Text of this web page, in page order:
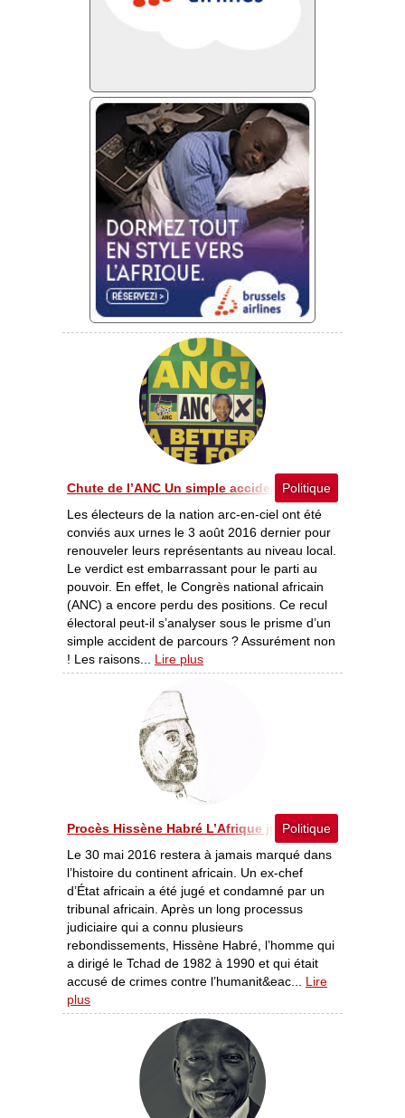
Politique
Chute de l’ANC Un simple accident de parcours ? [09-
Les électeurs de la nation arc-en-ciel ont été
conviés aux urnes le 3 août 2016 dernier pour
renouveler leurs représentants au niveau local.
Le verdict est embarrassant pour le parti au
pouvoir. En effet, le Congrès national africain
(ANC) a encore perdu des positions. Ce recul
électoral peut-il s’analyser sous le prisme d’un
simple accident de parcours ? Assurément non
! Les raisons... Lire plus
Politique
Procès Hissène Habré L’Afrique jugera-t-elle l’Afrique
Le 30 mai 2016 restera à jamais marqué dans
l’histoire du continent africain. Un ex-chef
d’État africain a été jugé et condamné par un
tribunal africain. Après un long processus
judiciaire qui a connu plusieurs
rebondissements, Hissène Habré, l’homme qui
a dirigé le Tchad de 1982 à 1990 et qui était
accusé de crimes contre l’humanit&eac... Lire
plus